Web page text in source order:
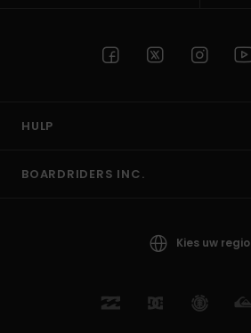
HULP
BOARDRIDERS INC.
Kies uw regio